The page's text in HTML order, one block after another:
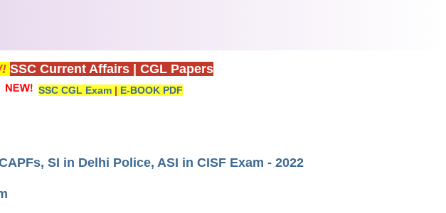
SSC Current Affairs CGL Papers
SSC CGL Exam | E-BOOK PDF
SI in Delhi Police, ASI in CISF Exam - 2022